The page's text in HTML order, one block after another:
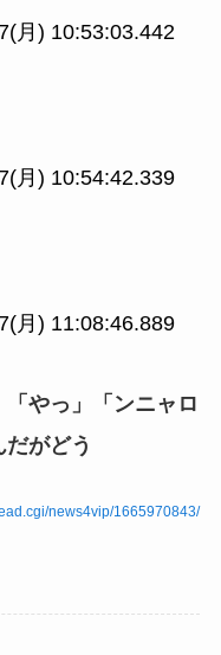
月) 10:53:03.442
月) 10:54:42.339
月) 11:08:46.889
やっ」「ンニャロ
がどう
news4vip/1665970843/